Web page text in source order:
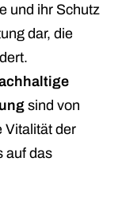
und ihr Schutz
dar, die
sind von
Vitalität der
auf das